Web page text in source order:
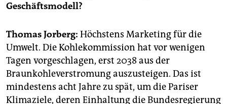
epaper login
Geschäftsmodell?
Thomas Jorberg: Höchstens Marketing für die
Umwelt. Die Kohlekommission hat vor wenigen
Tagen vorgeschlagen, erst 2038 aus der
Braunkohleverstromung auszusteigen. Das ist
mindestens acht Jahre zu spät, um die Pariser
Klimaziele, deren Einhaltung die Bundesregierung